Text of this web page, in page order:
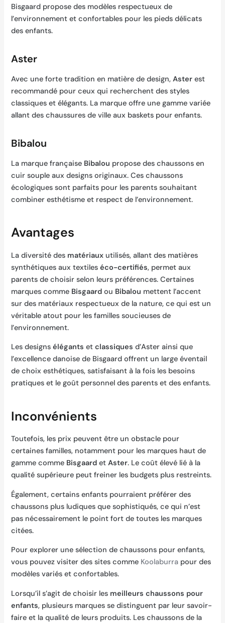
Bisgaard propose des modèles respectueux de
l’environnement et confortables pour les pieds délicats
des enfants.
Aster
Avec une forte tradition en matière de design,Aster est
recommandé pour ceux qui recherchent des styles
classiques et élégants. La marque offre une gamme variée
allant des chaussures de ville aux baskets pour enfants.
Bibalou
La marque française Bibalou propose des chaussons en
cuir souple aux designs originaux. Ces chaussons
écologiques sont parfaits pour les parents souhaitant
combiner esthétisme et respect de l’environnement.
Avantages
La diversité des matériaux utilisés, allant des matières
synthétiques aux textileséco-certifiés, permet aux
parents de choisir selon leurs préférences. Certaines
marques comme Bisgaard ou Bibalou mettent l’accent
sur des matériaux respectueux de la nature, ce qui est un
véritable atout pour les familles soucieuses de
l’environnement.
Les designsélégants etclassiques d’Aster ainsi que
l’excellence danoise de Bisgaard offrent un large éventail
de choix esthétiques, satisfaisant à la fois les besoins
pratiques et le goût personnel des parents et des enfants.
Inconvénients
Toutefois, les prix peuvent être un obstacle pour
certaines familles, notamment pour les marques haut de
gamme comme Bisgaard etAster. Le coût élevé lié à la
qualité supérieure peut freiner les budgets plus restreints.
Également, certains enfants pourraient préférer des
chaussons plus ludiques que sophistiqués, ce qui n’est
pas nécessairement le point fort de toutes les marques
citées.
Pour explorer une sélection de chaussons pour enfants,
vous pouvez visiter des sites comme Koolaburra pour des
modèles variés et confortables.
Lorsqu’il s’agit de choisir les meilleurs chaussons pour
enfants, plusieurs marques se distinguent par leur savoir-
faire et la qualité de leurs produits. Les chaussons de la